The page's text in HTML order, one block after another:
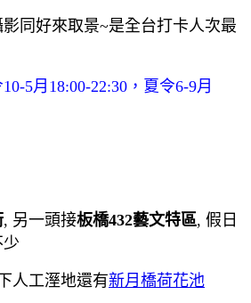
同好來取景~是全台打卡人次最
5月18:00-22:30，夏令6-9月
, 另一頭接板橋432藝文特區, 假日
人工溼地還有新月橋荷花池